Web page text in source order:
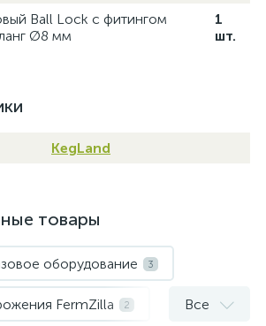
Ball Lock с фитингом
Ø8 мм
1
шт.
KegLand
товары
оборудование 3
FermZilla 2 Все